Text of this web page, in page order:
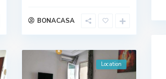
BONACASA
Location